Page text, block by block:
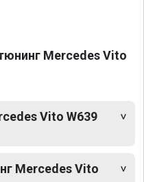
Mercedes Vito
Vito W639
Mercedes Vito